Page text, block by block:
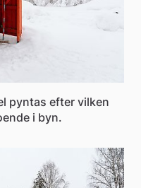
pyntas efter vilken
i byn.